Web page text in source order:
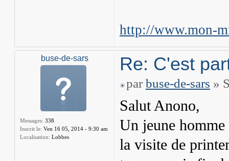
http://www.mon-
buse-de-sars
Messages: 338
Inscrit le: Ven 16 05, 2014 - 9:30 am
Localisation: Lobbes
Re: C'est
par buse-de-sars »
Salut Anono,
Un jeune homme
la visite de